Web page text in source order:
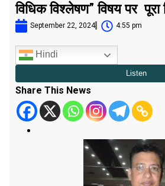
विधिक विश्लेषण” विषय पर पूरा
September 22, 2024 4:55 pm
Hindi
Share This News